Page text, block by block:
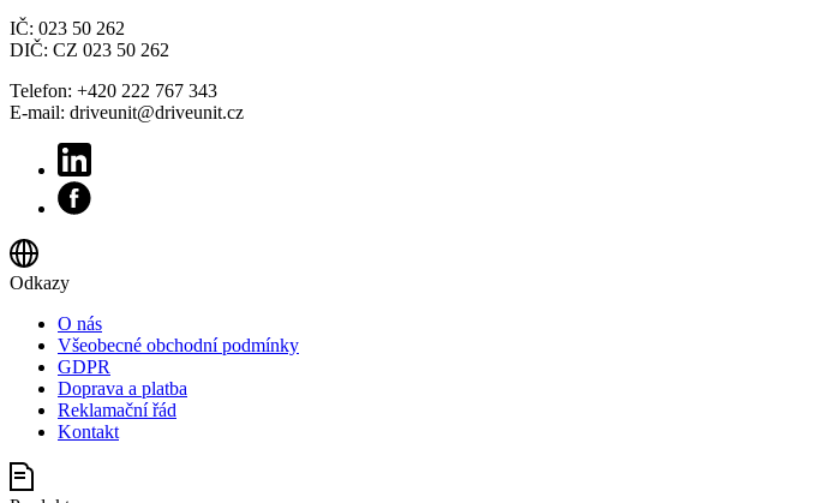
IČ: 023 50 262
DIČ: CZ 023 50 262
Telefon: +420 222 767 343
E-mail: driveunit@driveunit.cz
Odkazy
O nás
Všeobecné obchodní podmínky
GDPR
Doprava a platba
Reklamační řád
Kontakt